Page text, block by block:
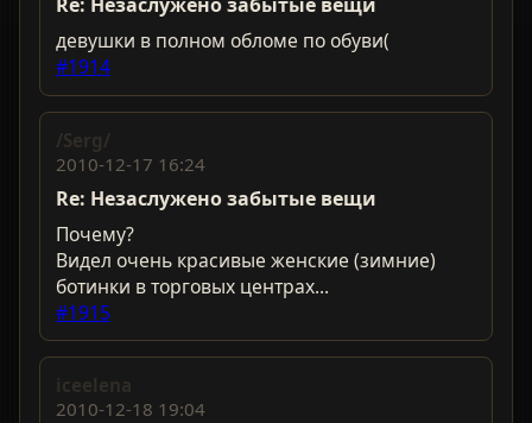
девушки в полном обломе по обуви(
#1914
/Serg/
2010-12-17 16:24
Re: Незаслужено забытые вещи
Почему?
Видел очень красивые женские (зимние)
ботинки в торговых центрах...
#1915
iceelena
2010-12-18 19:04